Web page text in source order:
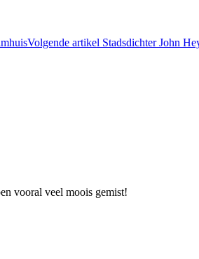
Volgende artikel Stadsdichter John
vooral veel moois gemist!